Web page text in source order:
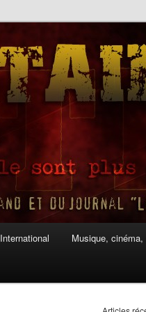
International Musique, cinéma,